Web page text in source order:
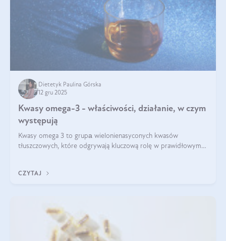
Dietetyk Paulina Górska
12 gru 2025
Kwasy omega-3 - właściwości, działanie, w czym
występują
Kwasy omega 3 to grupа wielonienasyconych kwasów
tłuszczowych, które odgrywają kluczową rolę w prawidłowym
CZYTAJ